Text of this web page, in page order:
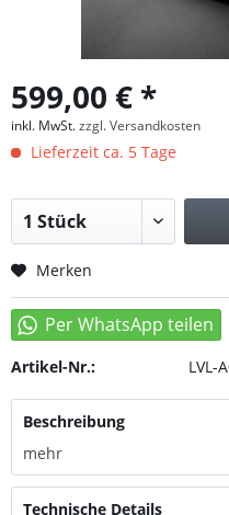
599,00 € *
inkl. MwSt.zzgl. Versandkosten
Lieferzeit ca. 5 Tage
Merken
Artikel-Nr.: LVL-
Beschreibung
mehr
Technische Details